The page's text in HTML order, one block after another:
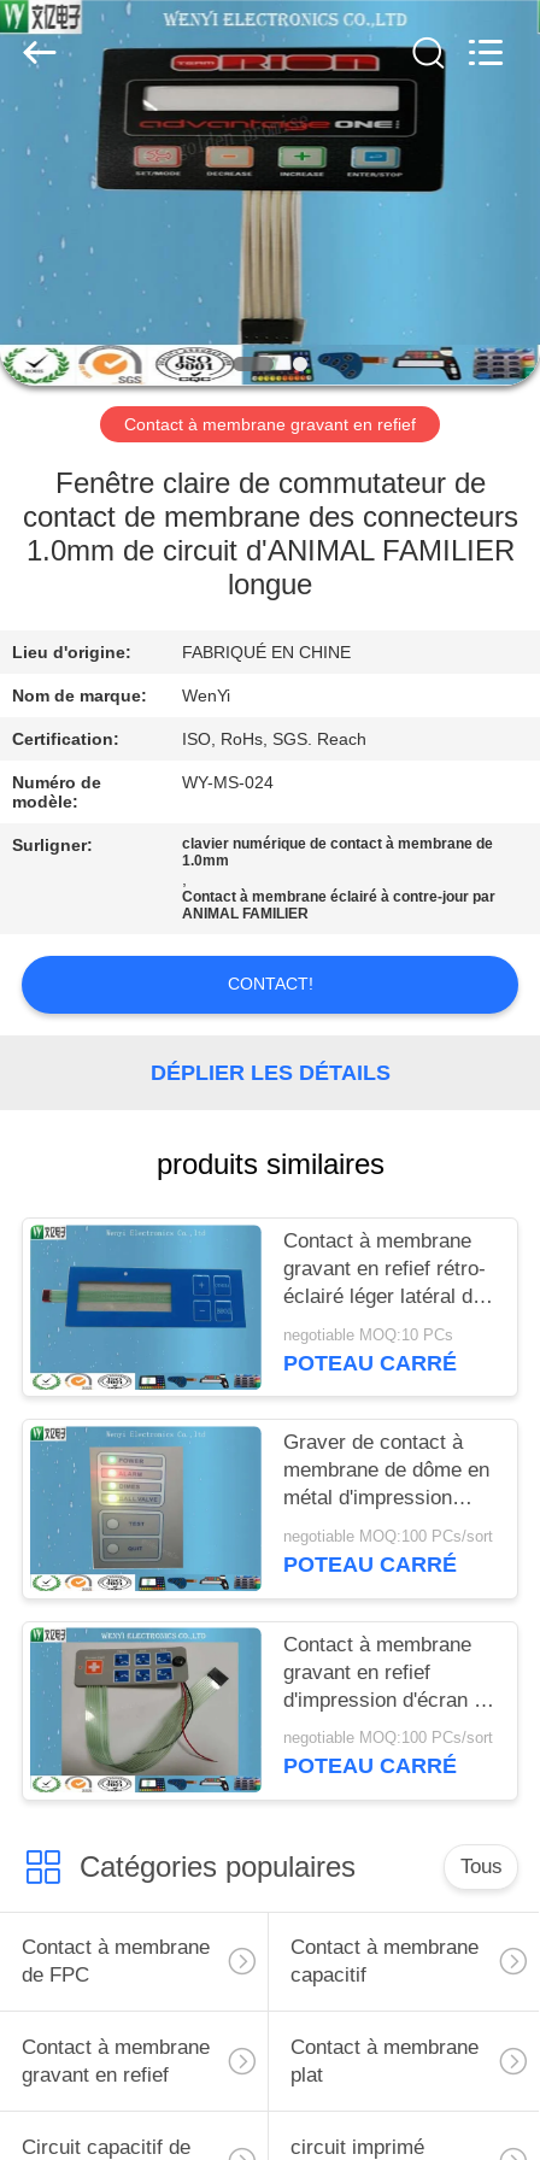
MAISON
DES
PRODUITS
AU
SUJET
DE
NOUS
VISITE
D'USINE
DE
QUALITÉ
CONTACTEZ-
DEMANDEZ
CITATION
PRIVACY
POLICY
Dongguan
Jinyuanhang
Electronic
Technology
Rights
Contact à membrane gravant en refief
Fenêtre claire de commutateur de
contact de membrane des connecteurs
1.0mm de circuit d'ANIMAL FAMILIER
longue
Lieu d'origine: FABRIQUÉ EN CHINE
Nom de marque: WenYi
Certification: ISO, RoHs, SGS. Reach
Numéro de
modèle:
WY-MS-024
Surligner:
clavier numérique de contact à membrane de
1.0mm
,
Contact à membrane éclairé à contre-jour par
ANIMAL FAMILIER
CONTACT!
DÉPLIER LES DÉTAILS
produits similaires
Contact à membrane
gravant en refief rétro-
éclairé léger latéral de
LED FPC avec
Polydome
negotiable MOQ:10 PCs
POTEAU CARRÉ
Graver de contact à
membrane de dôme en
métal d'impression
d'écran en soie de 7
clés
negotiable MOQ:100 PCs/sort
POTEAU CARRÉ
Contact à membrane
gravant en refief
d'impression d'écran en
soie de 7 clés
negotiable MOQ:100 PCs/sort
POTEAU CARRÉ
Catégories populaires Tous
Contact à membrane
de FPC
Contact à membrane
capacitif
Contact à membrane
gravant en refief
Contact à membrane
plat
Circuit capacitif de circuit imprimé